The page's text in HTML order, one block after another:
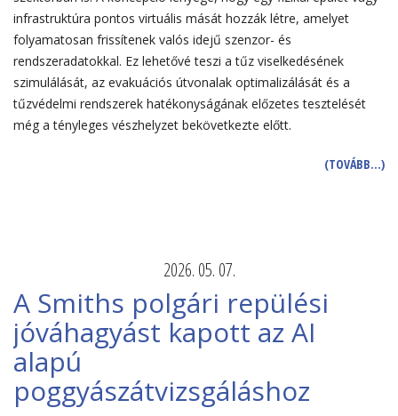
infrastruktúra pontos virtuális mását hozzák létre, amelyet
folyamatosan frissítenek valós idejű szenzor- és
rendszeradatokkal. Ez lehetővé teszi a tűz viselkedésének
szimulálását, az evakuációs útvonalak optimalizálását és a
tűzvédelmi rendszerek hatékonyságának előzetes tesztelését
még a tényleges vészhelyzet bekövetkezte előtt.
(TOVÁBB…)
2026. 05. 07.
A Smiths polgári repülési
jóváhagyást kapott az AI
alapú
poggyászátvizsgáláshoz